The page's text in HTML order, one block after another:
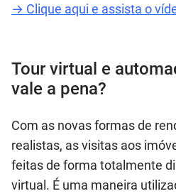
→ Clique aqui e assista o
Tour virtual e
vale a pena?
Com as novas formas de
realistas, as visitas aos
feitas de forma totalmente
virtual. É uma maneira